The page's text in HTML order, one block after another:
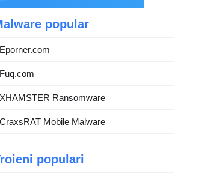
popular
Eporner.com
Fuq.com
XHAMSTER Ransomware
CraxsRAT Mobile Malware
populari